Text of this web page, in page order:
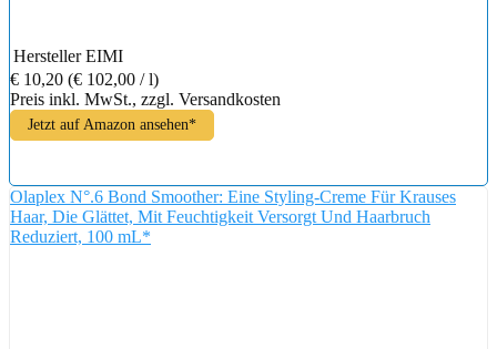
Hersteller EIMI
€ 10,20 (€ 102,00 / l)
Preis inkl. MwSt., zzgl. Versandkosten
Jetzt auf Amazon ansehen*
Olaplex N°.6 Bond Smoother: Eine Styling-Creme Für Krauses
Haar, Die Glättet, Mit Feuchtigkeit Versorgt Und Haarbruch
Reduziert, 100 mL*